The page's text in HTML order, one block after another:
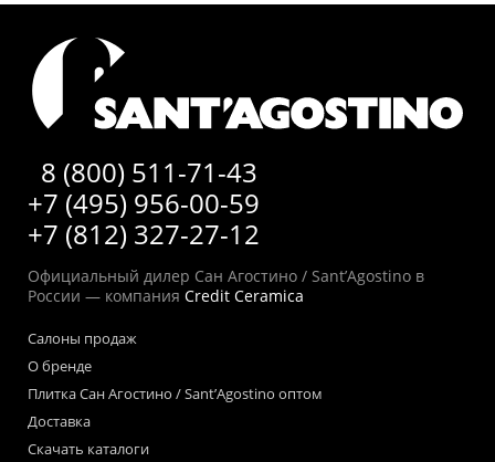
8 (800) 511-71-43
+7 (495) 956-00-59
+7 (812) 327-27-12
Официальный дилер Сан Агостино / Sant’Agostino в
России — компания Credit Ceramica
Салоны продаж
О бренде
Плитка Сан Агостино / Sant’Agostino оптом
Доставка
Скачать каталоги